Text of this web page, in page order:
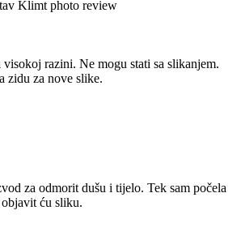
razini. Ne mogu stati sa slikanjem.
zidu za nove slike.
za odmorit dušu i tijelo. Tek sam počela
ću sliku.